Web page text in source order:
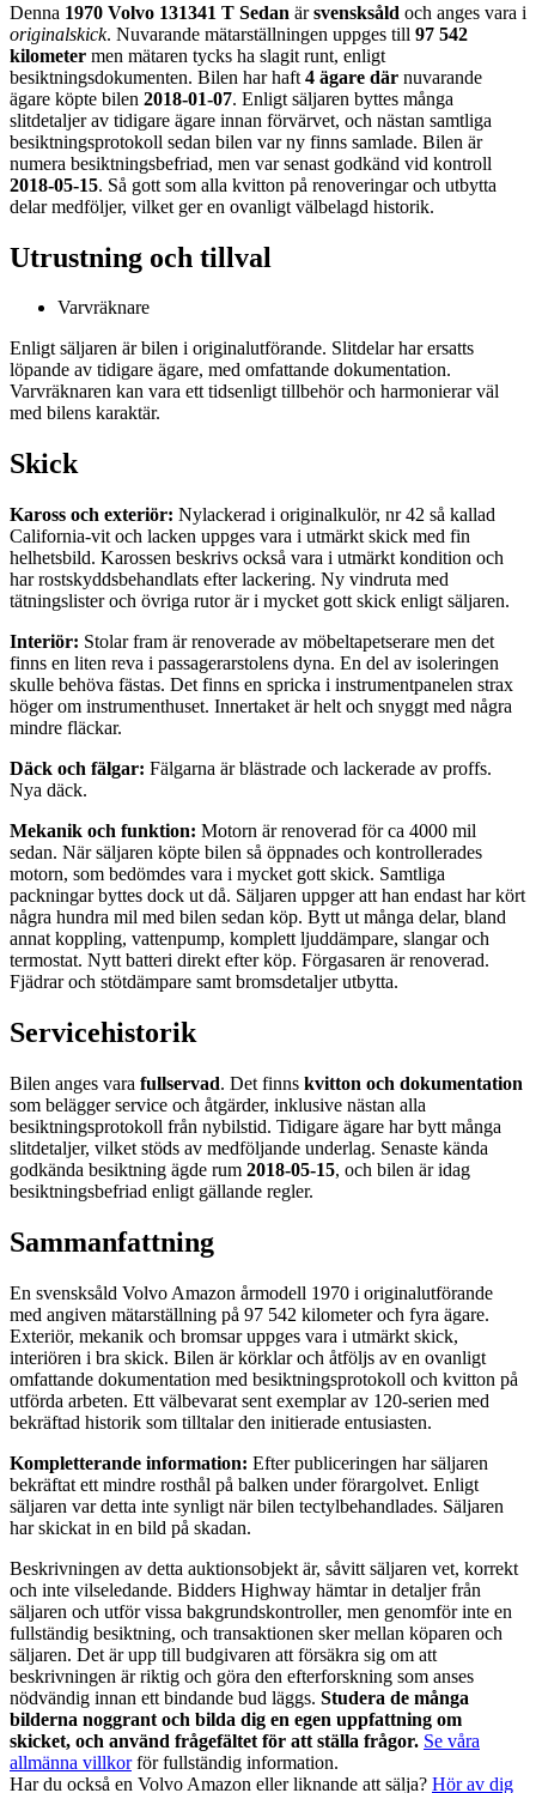
Denna 1970 Volvo 131341 T Sedan ärsvensksåld och anges vara i
originalskick. Nuvarande mätarställningen uppges till 97 542
kilometer men mätaren tycks ha slagit runt, enligt
besiktningsdokumenten. Bilen har haft 4 ägare där nuvarande
ägare köpte bilen 2018-01-07. Enligt säljaren byttes många
slitdetaljer av tidigare ägare innan förvärvet, och nästan samtliga
besiktningsprotokoll sedan bilen var ny finns samlade. Bilen är
numera besiktningsbefriad, men var senast godkänd vid kontroll
2018-05-15. Så gott som alla kvitton på renoveringar och utbytta
delar medföljer, vilket ger en ovanligt välbelagd historik.
Utrustning och tillval
Varvräknare
Enligt säljaren är bilen i originalutförande. Slitdelar har ersatts
löpande av tidigare ägare, med omfattande dokumentation.
Varvräknaren kan vara ett tidsenligt tillbehör och harmonierar väl
med bilens karaktär.
Skick
Kaross och exteriör: Nylackerad i originalkulör, nr 42 så kallad
California-vit och lacken uppges vara i utmärkt skick med fin
helhetsbild. Karossen beskrivs också vara i utmärkt kondition och
har rostskyddsbehandlats efter lackering. Ny vindruta med
tätningslister och övriga rutor är i mycket gott skick enligt säljaren.
Interiör: Stolar fram är renoverade av möbeltapetserare men det
finns en liten reva i passagerarstolens dyna. En del av isoleringen
skulle behöva fästas. Det finns en spricka i instrumentpanelen strax
höger om instrumenthuset. Innertaket är helt och snyggt med några
mindre fläckar.
Däck och fälgar: Fälgarna är blästrade och lackerade av proffs.
Nya däck.
Mekanik och funktion: Motorn är renoverad för ca 4000 mil
sedan. När säljaren köpte bilen så öppnades och kontrollerades
motorn, som bedömdes vara i mycket gott skick. Samtliga
packningar byttes dock ut då. Säljaren uppger att han endast har kört
några hundra mil med bilen sedan köp. Bytt ut många delar, bland
annat koppling, vattenpump, komplett ljuddämpare, slangar och
termostat. Nytt batteri direkt efter köp. Förgasaren är renoverad.
Fjädrar och stötdämpare samt bromsdetaljer utbytta.
Servicehistorik
Bilen anges vara fullservad. Det finns kvitton och dokumentation
som belägger service och åtgärder, inklusive nästan alla
besiktningsprotokoll från nybilstid. Tidigare ägare har bytt många
slitdetaljer, vilket stöds av medföljande underlag. Senaste kända
godkända besiktning ägde rum 2018-05-15, och bilen är idag
besiktningsbefriad enligt gällande regler.
Sammanfattning
En svensksåld Volvo Amazon årmodell 1970 i originalutförande
med angiven mätarställning på 97 542 kilometer och fyra ägare.
Exteriör, mekanik och bromsar uppges vara i utmärkt skick,
interiören i bra skick. Bilen är körklar och åtföljs av en ovanligt
omfattande dokumentation med besiktningsprotokoll och kvitton på
utförda arbeten. Ett välbevarat sent exemplar av 120-serien med
bekräftad historik som tilltalar den initierade entusiasten.
Kompletterande information: Efter publiceringen har säljaren
bekräftat ett mindre rosthål på balken under förargolvet. Enligt
säljaren var detta inte synligt när bilen tectylbehandlades. Säljaren
har skickat in en bild på skadan.
Beskrivningen av detta auktionsobjekt är, såvitt säljaren vet, korrekt
och inte vilseledande. Bidders Highway hämtar in detaljer från
säljaren och utför vissa bakgrundskontroller, men genomför inte en
fullständig besiktning, och transaktionen sker mellan köparen och
säljaren. Det är upp till budgivaren att försäkra sig om att
beskrivningen är riktig och göra den efterforskning som anses
nödvändig innan ett bindande bud läggs. Studera de många
bilderna noggrant och bilda dig en egen uppfattning om
skicket, och använd frågefältet för att ställa frågor. Se våra
allmänna villkorför fullständig information.
Har du också en Volvo Amazon eller liknande att sälja? Hör av dig